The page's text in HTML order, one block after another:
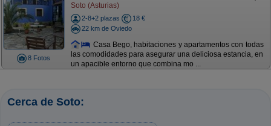
8 Fotos
Soto (Asturias)
2-8+2 plazas
18 €
22 km de Oviedo
Casa Bego, habitaciones y apartamentos con todas
las comodidades para asegurar una deliciosa estancia, en
un apacible entorno que combina mo ...
Cerca de Soto: